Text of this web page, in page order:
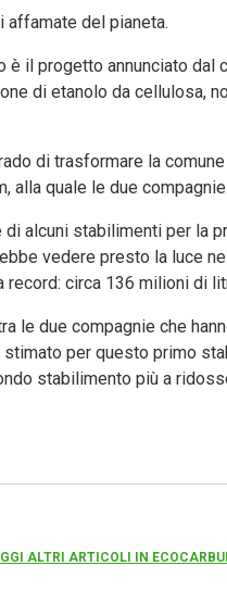
del pianeta.
il progetto annunciato
di etanolo da cellulosa,
di trasformare la
alla quale le due
alcuni stabilimenti per la
vedere presto la luce
circa 136 milioni di
le due compagnie che
per questo primo
stabilimento più a
ALTRI ARTICOLI IN